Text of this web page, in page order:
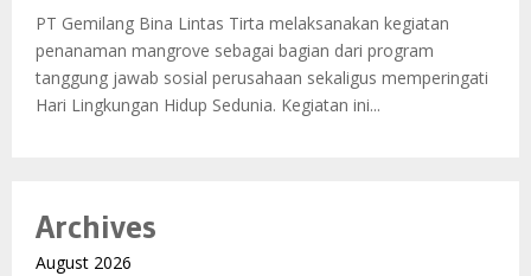
PT Gemilang Bina Lintas Tirta melaksanakan kegiatan
penanaman mangrove sebagai bagian dari program
tanggung jawab sosial perusahaan sekaligus memperingati
Hari Lingkungan Hidup Sedunia. Kegiatan ini...
Archives
August 2026